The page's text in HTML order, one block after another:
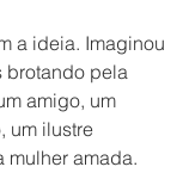
a ideia. Imaginou
brotando pela
amigo, um
um ilustre
mulher amada.